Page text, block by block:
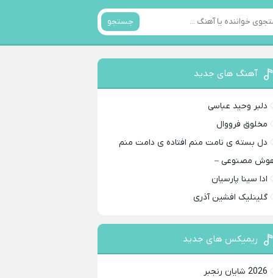
جستجو
آهنگ های جدید
دلبر وحید عباسی
مخلوق فرووال
دل بسته ی نامت منم افتاده ی دامت منم
مصنوعی –
ادا سینا پارسیان
گلینلیک افشین آذری
ریمیکس های جدید
2026 شایان رنجبر